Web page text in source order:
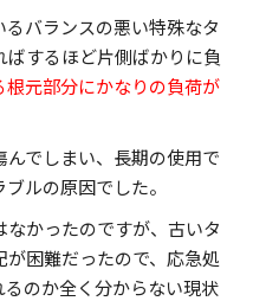
バランスの悪い特殊なタ
するほど片側ばかりに負
元部分にかなりの負荷が
でしまい、長期の使用で
ルの原因でした。
かったのですが、古いタ
困難だったので、応急処
のか全く分からない現状